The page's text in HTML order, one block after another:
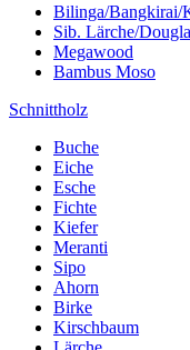
Bilinga/Bangkirai/
Sib. Lärche/
Megawood
Bambus Moso
Schnittholz
Buche
Eiche
Esche
Fichte
Kiefer
Meranti
Sipo
Ahorn
Birke
Kirschbaum